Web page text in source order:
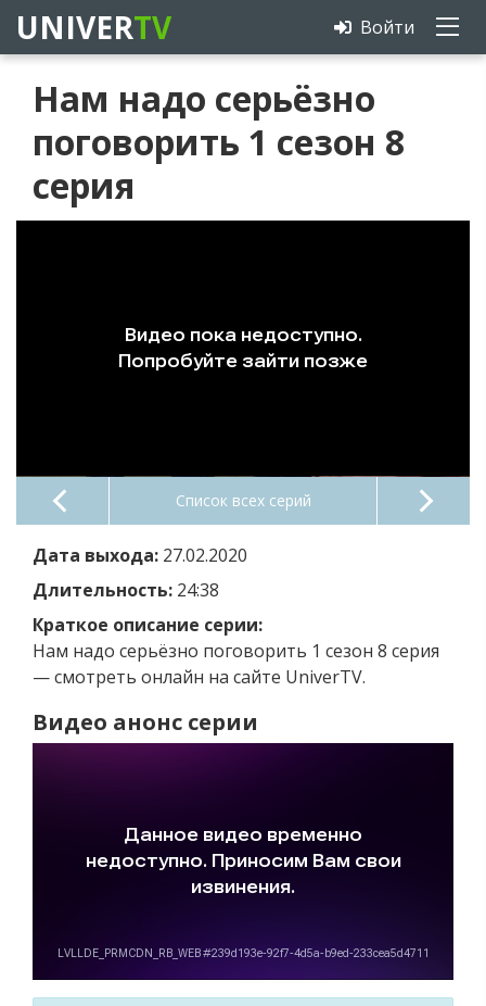
UNIVERTV Войти
Нам надо серьёзно
поговорить 1 сезон 8
серия
Список всех серий
Дата выхода: 27.02.2020
Длительность: 24:38
Краткое описание серии:
Нам надо серьёзно поговорить 1 сезон 8 серия
— смотреть онлайн на сайте UniverTV.
Видео анонс серии